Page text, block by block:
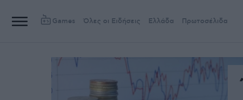
Games Όλες οι Ειδήσεις Ελλάδα Πρωτοσέλιδα